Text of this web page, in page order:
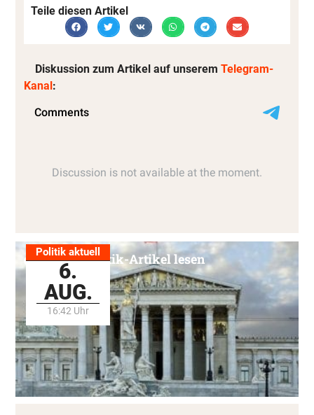
Teile diesen Artikel
Diskussion zum Artikel auf unserem Telegram-
Kanal:
Politik aktuell
6.
AUG.
16:42 Uhr
Alle Politik-Artikel lesen